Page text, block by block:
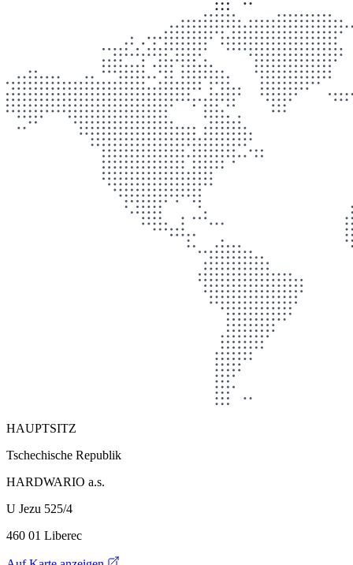
HAUPTSITZ
Tschechische Republik
HARDWARIO a.s.
U Jezu 525/4
460 01 Liberec